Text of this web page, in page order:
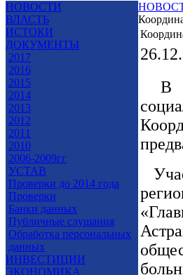
НОВОСТИ
ВЛАСТЬ
ИСТОКИ
ДОКУМЕНТЫ
2017
2016
2015
2014
2013
2012
2011
2010
2006-2009гг
УСТАВ
Проверки до 2014 года
Проверки
Банки данных
Публичные слушания
Обработка персональных
данных
ИНВЕСТИЦИИ
ЭКОНОМИКА
В